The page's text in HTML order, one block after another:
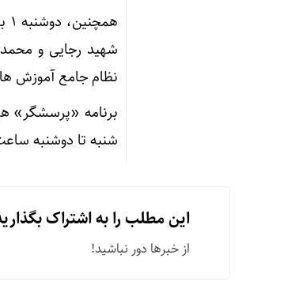
شهید رجایی و
نظام جامع آموزش
برنامه «پرسشگر»
شنبه تا دوشنبه ساعت ۲۲ از شبکه آموزش سیما پخش
این مطلب را به اشتراک
از خبرها دور نباشید!